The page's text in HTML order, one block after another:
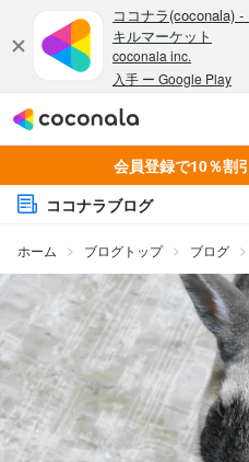
会員登録で10％割
ココナラブログ
ホーム ブログトップ ブログ